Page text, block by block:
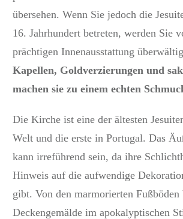
übersehen. Wenn Sie jedoch die
16. Jahrhundert betreten, werden Sie
prächtigen Innenausstattung
Kapellen, Goldverzierungen und
machen sie zu einem echten
Die Kirche ist eine der ältesten
Welt und die erste in Portugal. Das
kann irreführend sein, da ihre
Hinweis auf die aufwendige
gibt. Von den marmorierten Fußböden
Deckengemälde im apokalyptischen